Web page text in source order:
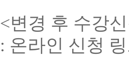
<변경 후 수강
: 온라인 신청